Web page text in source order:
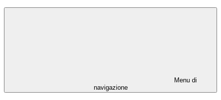
Menu di
navigazione